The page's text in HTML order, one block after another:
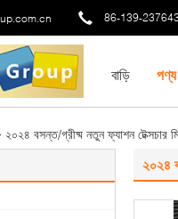
86-139-
বাড়ি পণ্য
২০২৪ বসন্ত/গ্রীষ্ম নতুন ফ্যাশন টেক্সচার
২০২৪